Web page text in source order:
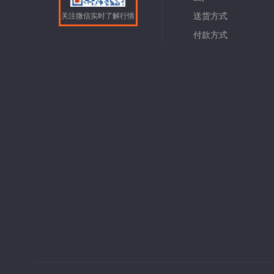
关注微信实时了解行情
送货方式
付款方式